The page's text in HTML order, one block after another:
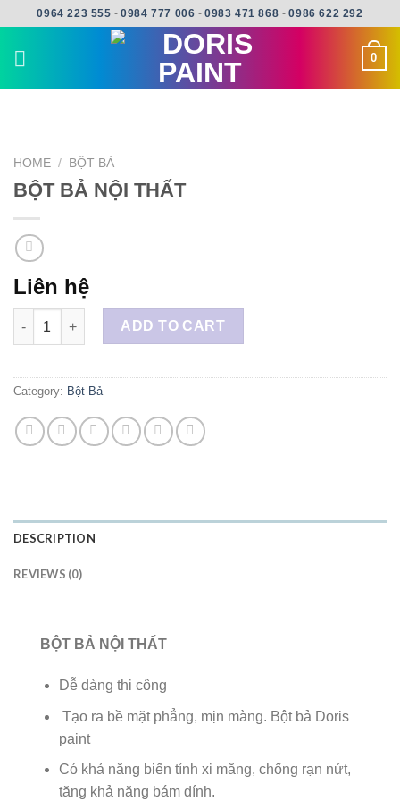
content
0964 223 555 -0984 777 006 - 0983 471 868 - 0986 622 292
0
HOME / BỘT BẢ
BỘT BẢ NỘI THẤT
Liên hệ
BỘT BẢ NỘI THẤT quantity
ADD TO CART
Category: Bột Bả
DESCRIPTION
REVIEWS (0)
BỘT BẢ NỘI THẤT
Dễ dàng thi công
Tạo ra bề mặt phẳng, mịn màng. Bột bả Doris
paint
Có khả năng biến tính xi măng, chống rạn nứt,
tăng khả năng bám dính.